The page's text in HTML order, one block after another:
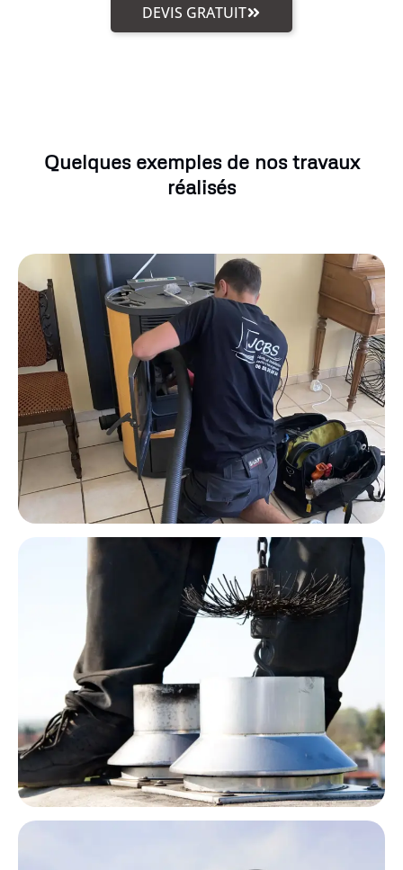
DEVIS GRATUIT
Quelques exemples de nos travaux
réalisés